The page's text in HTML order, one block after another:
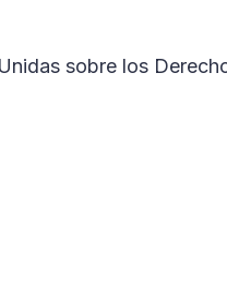
sobre los